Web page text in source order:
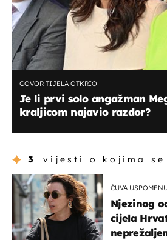
GOVOR TIJELA OTKRIO
Je li prvi solo angažman
kraljicom najavio razdor?
3 vijesti o kojima se
ČUVA
Njezinog
cijela